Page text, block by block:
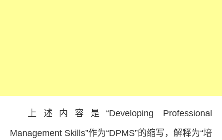
上述内容是“Developing Professional
Management Skills”作为“DPMS”的缩写，解释为“培